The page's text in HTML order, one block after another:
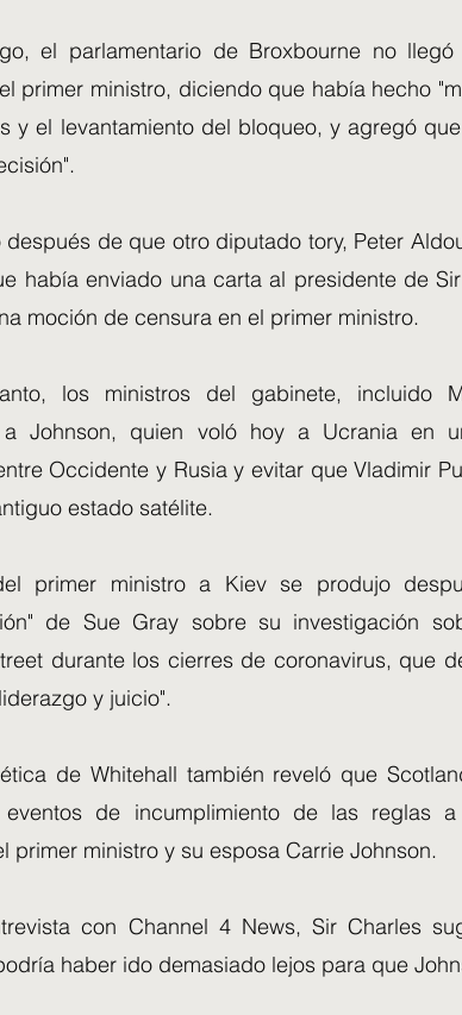
el parlamentario de Broxbourne no
primer ministro, diciendo que había hecho
y el levantamiento del bloqueo, y agregó
de que otro diputado tory, Peter
había enviado una carta al presidente de
moción de censura en el primer ministro.
los ministros del gabinete, incluido
a Johnson, quien voló hoy a Ucrania en
Occidente y Rusia y evitar que Vladimir
estado satélite.
primer ministro a Kiev se produjo
de Sue Gray sobre su investigación
durante los cierres de coronavirus, que
y juicio".
de Whitehall también reveló que
eventos de incumplimiento de las reglas
primer ministro y su esposa Carrie Johnson.
con Channel 4 News, Sir Charles
haber ido demasiado lejos para que